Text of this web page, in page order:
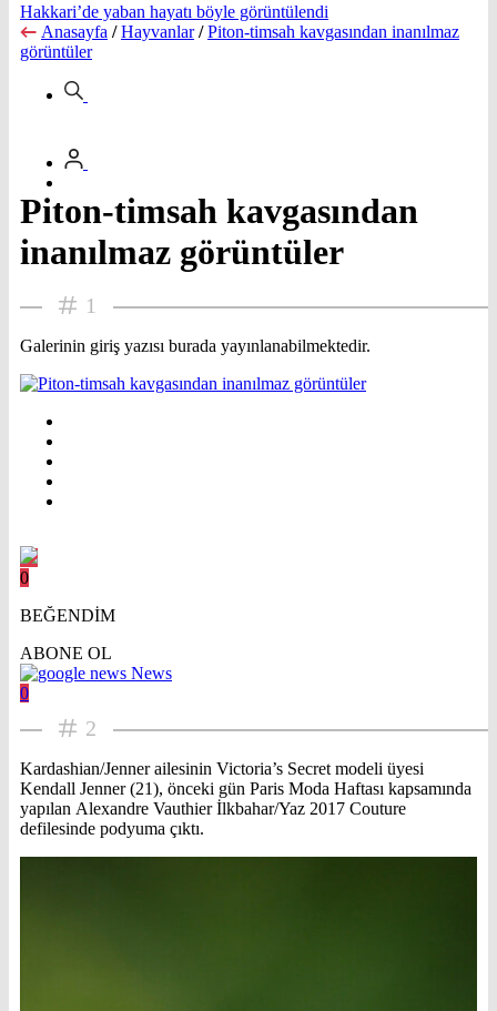
Hakkari’de yaban hayatı böyle görüntülendi
Anasayfa / Hayvanlar / Piton-timsah kavgasından inanılmaz
görüntüler
Piton-timsah kavgasından
inanılmaz görüntüler
1
Galerinin giriş yazısı burada yayınlanabilmektedir.
0
BEĞENDİM
ABONE OL
News
0
2
Kardashian/Jenner ailesinin Victoria’s Secret modeli üyesi
Kendall Jenner (21), önceki gün Paris Moda Haftası kapsamında
yapılan Alexandre Vauthier İlkbahar/Yaz 2017 Couture
defilesinde podyuma çıktı.